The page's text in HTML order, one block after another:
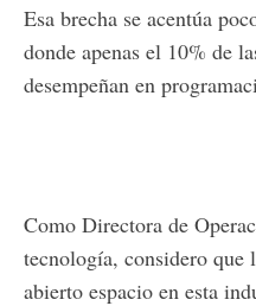
Esa brecha se acentúa
donde apenas el 10% de
desempeñan en
Como Directora de
tecnología, considero que
abierto espacio en esta